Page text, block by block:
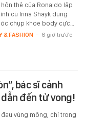
hôn thê của Ronaldo lập
cũ Irina Shayk đụng
chụp khoe body cực…
& FASHION - 6 giờ trước
bác sĩ cảnh
đến tử vong!
đau vùng mông, chỉ trong